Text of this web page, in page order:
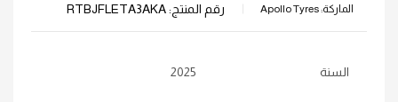
الماركة:Apollo Tyres رقم المنتج:RTBJFLETA3AKA
السنة 2025